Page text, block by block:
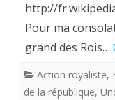
http://
Pour ma
grand des Rois…
Action royaliste,
de la république,